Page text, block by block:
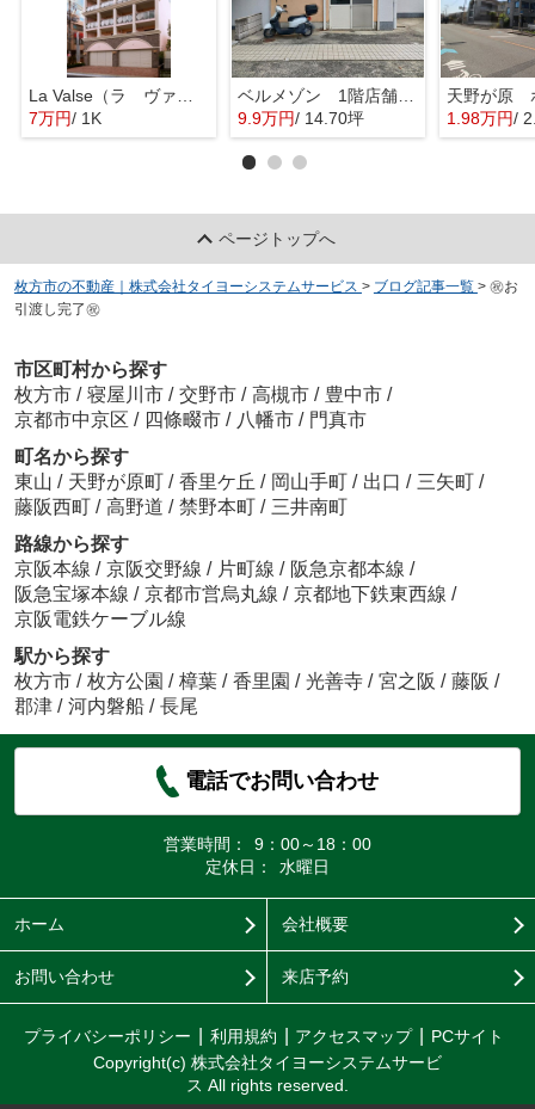
7万円/ 1K
ベルメゾン 1階店舗【テナント】
9.9万円/ 14.70坪 1.98万円/
ページトップへ
枚方市の不動産｜株式会社タイヨーシステムサービス > ブログ記事一覧 > ㊗お
引渡し完了㊗
市区町村から探す
枚方市 / 寝屋川市 / 交野市 / 高槻市 / 豊中市 /
京都市中京区 / 四條畷市 / 八幡市 / 門真市
町名から探す
東山 / 天野が原町 / 香里ケ丘 / 岡山手町 / 出口 / 三矢町 /
藤阪西町 / 高野道 / 禁野本町 / 三井南町
路線から探す
京阪本線 / 京阪交野線 / 片町線 / 阪急京都本線 /
阪急宝塚本線 / 京都市営烏丸線 / 京都地下鉄東西線 /
京阪電鉄ケーブル線
駅から探す
枚方市 / 枚方公園 / 樟葉 / 香里園 / 光善寺 / 宮之阪 / 藤阪 /
郡津 / 河内磐船 / 長尾
電話でお問い合わせ
営業時間：
9：00～18：00
定休日：
水曜日
ホーム 会社概要
お問い合わせ 来店予約
プライバシーポリシー 利用規約 アクセスマップ
PCサイト
Copyright(c) 株式会社タイヨーシステムサービ
ス All rights reserved.